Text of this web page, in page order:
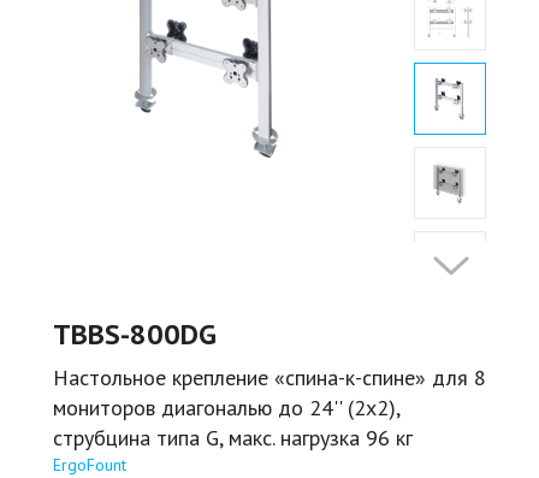
TBBS-800DG
Настольное крепление «спина-к-спине» для 8
мониторов диагональю до 24'' (2х2),
струбцина типа G, макс. нагрузка 96 кг
ErgoFount